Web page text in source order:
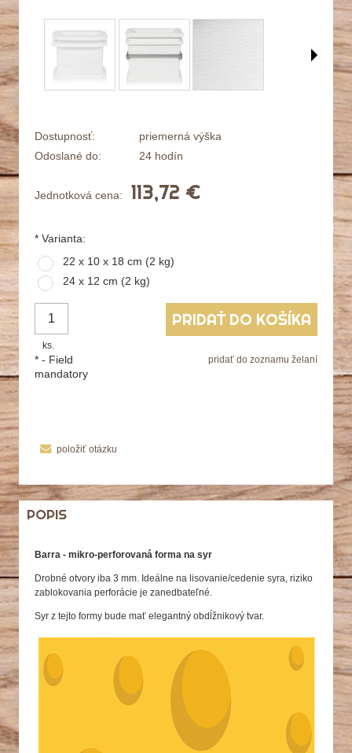
Dostupnosť:
priemerná výška
Odoslané do:
24 hodín
Jednotková cena: 113,72 €
* Varianta:
22 x 10 x 18 cm (2 kg)
24 x 12 cm (2 kg)
ks.
PRIDAŤ DO KOŠÍKA
pridať do zoznamu želaní
* - Field
mandatory
položiť otázku
POPIS
Barra - mikro-perforovaná forma na syr
Drobné otvory iba 3 mm. Ideálne na lisovanie/cedenie syra, riziko
zablokovania perforácie je zanedbateľné.
Syr z tejto formy bude mať elegantný obdĺžnikový tvar.